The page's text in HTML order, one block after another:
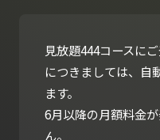
見放題444コースに
につきましては、自
ます。
6月以降の月額料金
ん。